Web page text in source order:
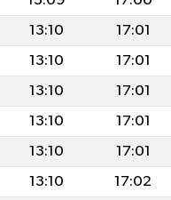
13:10 17:01
13:10 17:01
13:10 17:01
13:10 17:01
13:10 17:01
13:10 17:02